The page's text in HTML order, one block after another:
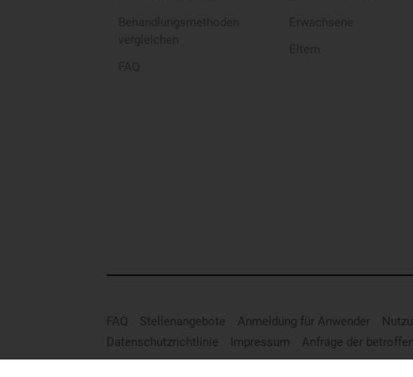
FAQ Stellenangebote Anmeldung für Anwender
Datenschutzrichtlinie
Impressum Anfrage der